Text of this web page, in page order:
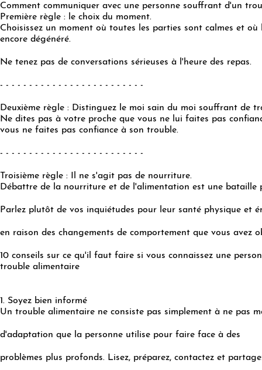
Comment communiquer avec une personne souffrant d'un
Première règle : le choix du moment.
Choisissez un moment où toutes les parties sont calmes et
encore dégénéré.
Ne tenez pas de conversations sérieuses à l'heure des repas.
- - - - - - - - - - - - - - - - - - - - - - - - -
Deuxième règle : Distinguez le moi sain du moi souffrant de
Ne dites pas à votre proche que vous ne lui faites pas
vous ne faites pas confiance à son trouble.
- - - - - - - - - - - - - - - - - - - - - - - - -
Troisième règle : Il ne s'agit pas de nourriture.
Débattre de la nourriture et de l'alimentation est une bataille
Parlez plutôt de vos inquiétudes pour leur santé physique et
en raison des changements de comportement que vous avez
10 conseils sur ce qu'il faut faire si vous connaissez une
trouble alimentaire
1. Soyez bien informé
Un trouble alimentaire ne consiste pas simplement à ne pas
d'adaptation que la personne utilise pour faire face à des
problèmes plus profonds. Lisez, préparez, contactez et